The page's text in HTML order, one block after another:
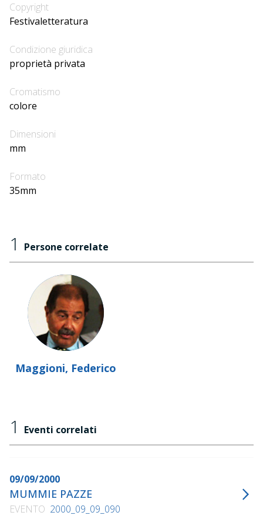
Copyright
Festivaletteratura
Condizione giuridica
proprietà privata
Cromatismo
colore
Dimensioni
mm
Formato
35mm
1 Persone correlate
Maggioni, Federico
1 Eventi correlati
09/09/2000
MUMMIE PAZZE
EVENTO 2000_09_09_090